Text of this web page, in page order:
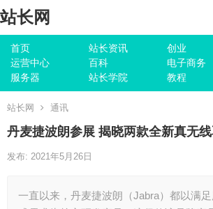
站长网
首页 站长资讯 创业
运营中心
百科 电子商务
服务器
站长学院 教程
站长网 通讯
丹麦捷波朗参展 揭晓两款全新真无
发布: 2021年5月26日
一直以来，丹麦捷波朗（Jabra）都以满